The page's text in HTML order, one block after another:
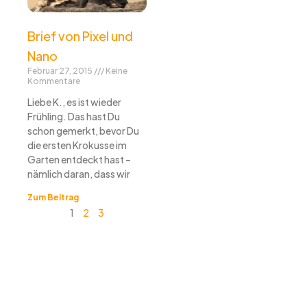
Brief von Pixel und
Nano
Februar 27, 2015
Keine
Kommentare
Liebe K., es ist wieder
Frühling. Das hast Du
schon gemerkt, bevor Du
die ersten Krokusse im
Garten entdeckt hast –
nämlich daran, dass wir
Zum Beitrag
1 2 3